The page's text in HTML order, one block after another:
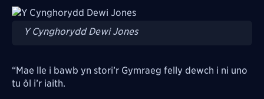
Image
Y Cynghorydd Dewi Jones
“Mae lle i bawb yn stori’r Gymraeg felly dewch i ni uno
tu ôl i’r iaith.